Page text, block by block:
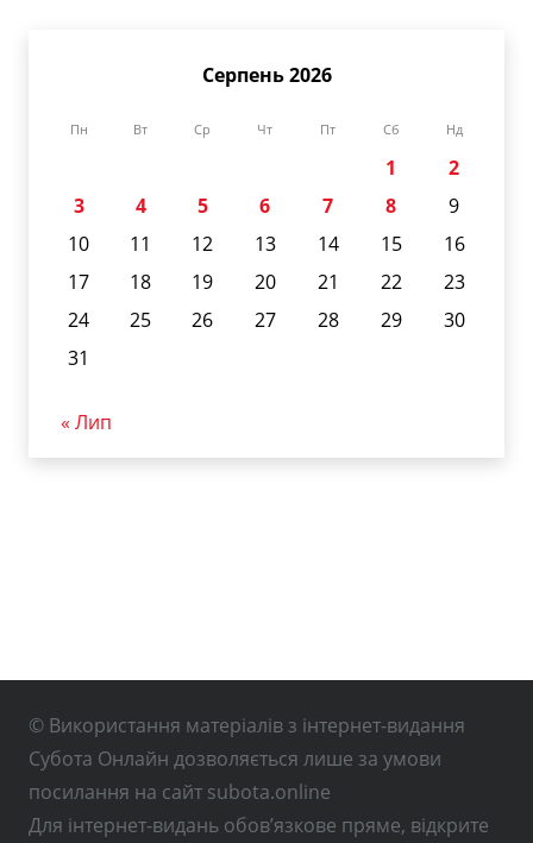
Серпень 2026
Пн Вт Ср Чт Пт Сб Нд
1
2
3
4 5 6 7 8
9
10
11 12 13 14 15
16
17
18 19 20 21 22
23
24
25 26 27 28 29
30
31
« Лип
© Використання матеріалів з інтернет-видання
Субота Онлайн дозволяється лише за умови
посилання на сайт subota.online
Для інтернет-видань обов’язкове пряме, відкрите